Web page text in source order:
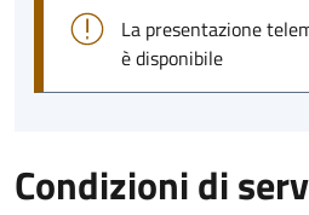
La presentazione
è disponibile
Condizioni di